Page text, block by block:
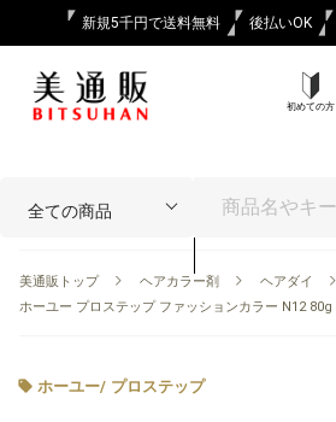
新規5千円で送料無料 後払いOK
初めての方
美通販トップ ヘアカラー剤 ヘアダイ
ホーユー プロステップ ファッションカラー N12 80g
ホーユー/ プロステップ